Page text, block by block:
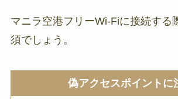
マニラ空港フリーWi-Fiに接続する
須でしょう。
偽アクセスポイントに